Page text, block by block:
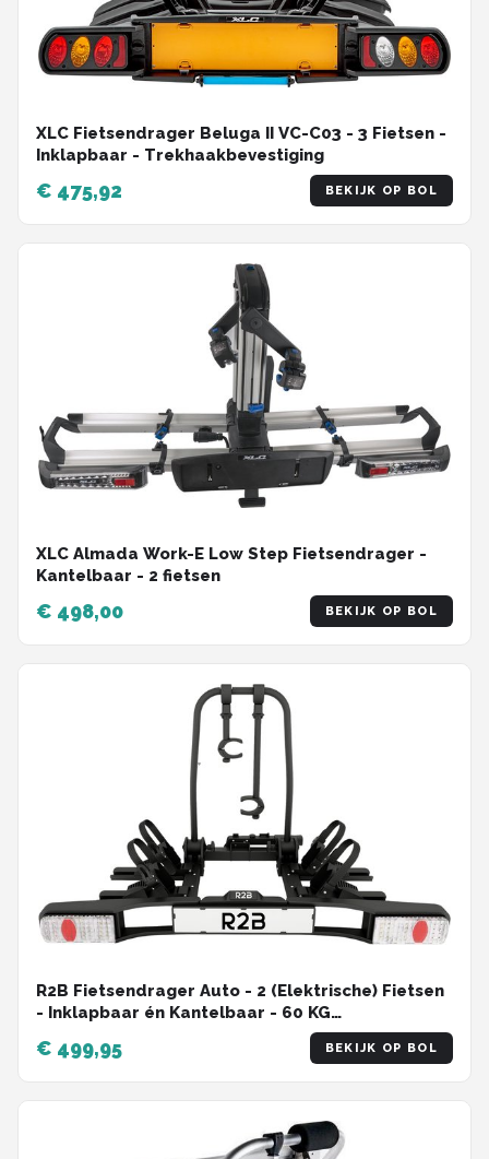
XLC Fietsendrager Beluga II VC-C03 - 3 Fietsen -
Inklapbaar - Trekhaakbevestiging
€ 475,92 BEKIJK OP BOL
XLC Almada Work-E Low Step Fietsendrager -
Kantelbaar - 2 fietsen
€ 498,00 BEKIJK OP BOL
R2B Fietsendrager Auto - 2 (Elektrische) Fietsen
- Inklapbaar én Kantelbaar - 60 KG
Draagvermogen - 13 Polig - Fietsendrager
electrische fietsen 2 - Fietsdrager voor op
trekhaak - Bike Rack Car - Fietsenrek Auto
€ 499,95 BEKIJK OP BOL